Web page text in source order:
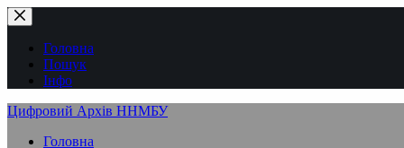
Перейти
до
вмістуГоловна
Пошук
Інфо
Цифровий Архів ННМБУ
Головна